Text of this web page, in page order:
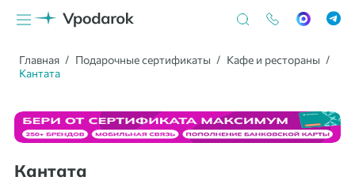
Главная Подарочные сертификаты
Кафе и рестораны
Кантата
Кантата